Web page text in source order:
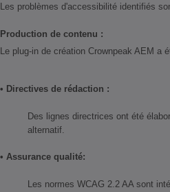
Les problèmes d'accessibilité identifiés
Production de contenu :
Le plug-in de création Crownpeak AEM
• Directives de rédaction :
Des lignes directrices ont été
alternatif.
• Assurance qualité:
Les normes WCAG 2.2 AA sont